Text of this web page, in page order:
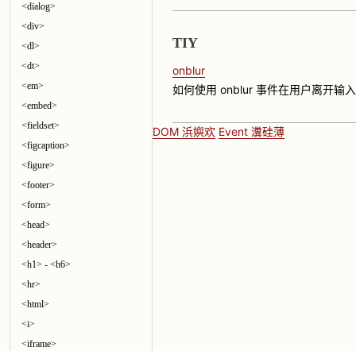
<dialog>
<div>
<dl>
<dt>
<em>
<embed>
<fieldset>
<figcaption>
<figure>
<footer>
<form>
<head>
<header>
<h1> - <h6>
<hr>
<html>
<i>
<iframe>
TIY
onblur
如何使用 onblur 事件在用户离开输
DOM 浜嬩欢 Event 瀵硅薄